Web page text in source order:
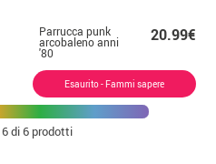
Parrucca punk
arcobaleno anni
'80
20.99€
Esaurito - Fammi sapere
6di 6 prodotti